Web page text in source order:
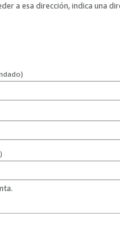
a esa dirección, indica una